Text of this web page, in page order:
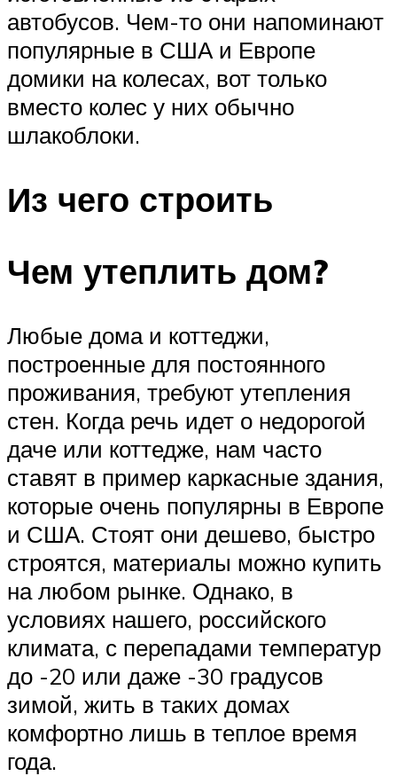
автобусов. Чем-то они напоминают
популярные в США и Европе
домики на колесах, вот только
вместо колес у них обычно
шлакоблоки.
Из чего строить
Чем утеплить дом?
Любые дома и коттеджи,
построенные для постоянного
проживания, требуют утепления
стен. Когда речь идет о недорогой
даче или коттедже, нам часто
ставят в пример каркасные здания,
которые очень популярны в Европе
и США. Стоят они дешево, быстро
строятся, материалы можно купить
на любом рынке. Однако, в
условиях нашего, российского
климата, с перепадами температур
до -20 или даже -30 градусов
зимой, жить в таких домах
комфортно лишь в теплое время
года.